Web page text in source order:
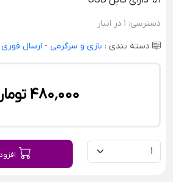
دسترسی: 1 در انبار
دسته بندی : بازی و سرگرمی - ارسال فوری
480٬000 تومان